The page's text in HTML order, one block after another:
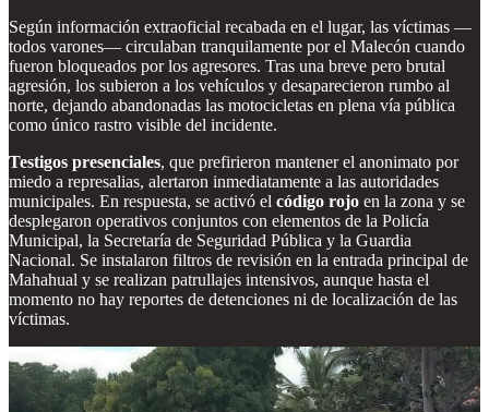
Según información extraoficial recabada en el lugar, las víctimas —
todos varones— circulaban tranquilamente por el Malecón cuando
fueron bloqueados por los agresores. Tras una breve pero brutal
agresión, los subieron a los vehículos y desaparecieron rumbo al
norte, dejando abandonadas las motocicletas en plena vía pública
como único rastro visible del incidente.
Testigos presenciales, que prefirieron mantener el anonimato por
miedo a represalias, alertaron inmediatamente a las autoridades
municipales. En respuesta, se activó el código rojo en la zona y se
desplegaron operativos conjuntos con elementos de la Policía
Municipal, la Secretaría de Seguridad Pública y la Guardia
Nacional. Se instalaron filtros de revisión en la entrada principal de
Mahahual y se realizan patrullajes intensivos, aunque hasta el
momento no hay reportes de detenciones ni de localización de las
víctimas.